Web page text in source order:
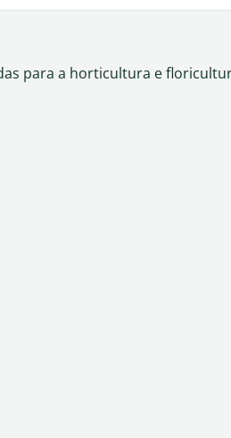
para a horticultura e